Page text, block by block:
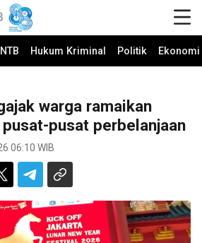
Hukum Kriminal Politik
warga ramaikan
pusat perbelanjaan
06:10 WIB